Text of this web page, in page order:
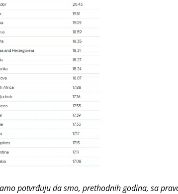
potvrđuju da smo, prethodnih godina, sa